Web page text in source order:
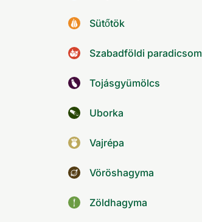
Sütőtök
Szabadföldi paradicsom
Tojásgyümölcs
Uborka
Vajrépa
Vöröshagyma
Zöldhagyma